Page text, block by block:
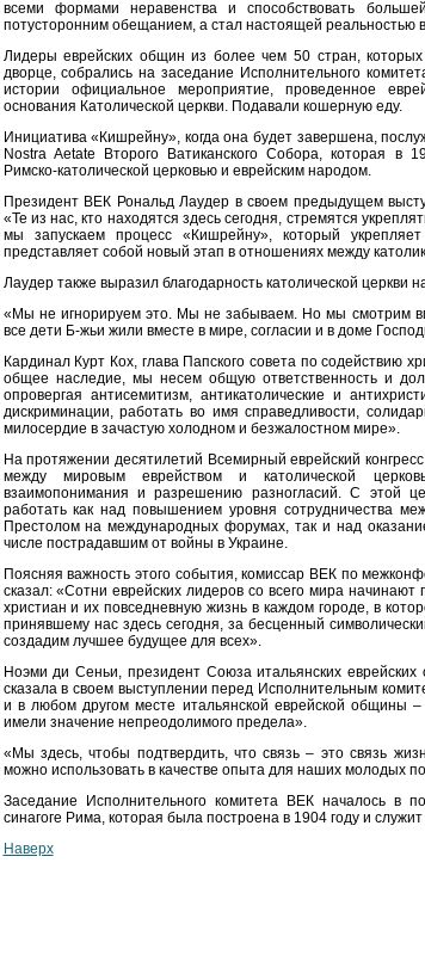
всеми формами неравенства и способствовать
потусторонним обещанием, а стал настоящей реальностью
Лидеры еврейских общин из более чем 50 стран,
дворце, собрались на заседание Исполнительного
истории официальное мероприятие, проведенное
основания Католической церкви. Подавали кошерную еду.
Инициатива «Кишрейну», когда она будет завершена,
Nostra Aetate Второго Ватиканского Собора, которая в
Римско-католической церковью и еврейским народом.
Президент ВЕК Рональд Лаудер в своем предыдущем
«Те из нас, кто находятся здесь сегодня, стремятся
мы запускаем процесс «Кишрейну», который
представляет собой новый этап в отношениях между
Лаудер также выразил благодарность католической церкви
«Мы не игнорируем это. Мы не забываем. Но мы смотрим
все дети Б-жьи жили вместе в мире, согласии и в доме
Кардинал Курт Кох, глава Папского совета по содействию
общее наследие, мы несем общую ответственность и
опровергая антисемитизм, антикатолические и
дискриминации, работать во имя справедливости,
милосердие в зачастую холодном и безжалостном мире».
На протяжении десятилетий Всемирный еврейский
между мировым еврейством и католической
взаимопонимания и разрешению разногласий. С этой
работать как над повышением уровня сотрудничества
Престолом на международных форумах, так и над
числе пострадавшим от войны в Украине.
Поясняя важность этого события, комиссар ВЕК по
сказал: «Сотни еврейских лидеров со всего мира
христиан и их повседневную жизнь в каждом городе, в
принявшему нас здесь сегодня, за бесценный
создадим лучшее будущее для всех».
Ноэми ди Сеньи, президент Союза итальянских
сказала в своем выступлении перед Исполнительным
и в любом другом месте итальянской еврейской общины –
имели значение непреодолимого предела».
«Мы здесь, чтобы подтвердить, что связь – это связь
можно использовать в качестве опыта для наших молодых
Заседание Исполнительного комитета ВЕК началось в
синагоге Рима, которая была построена в 1904 году и
Наверх